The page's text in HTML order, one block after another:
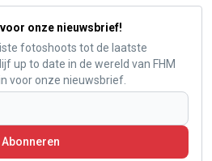
onze nieuwsbrief!
fotoshoots tot de laatste
up to date in de wereld van FHM
voor onze nieuwsbrief.
Abonneren